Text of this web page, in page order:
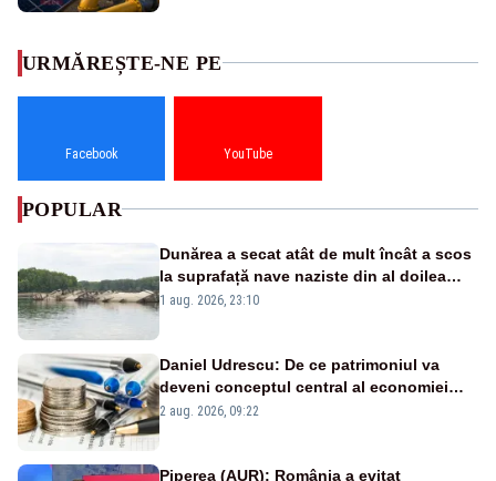
URMĂREȘTE-NE PE
Facebook YouTube
POPULAR
Dunărea a secat atât de mult încât a scos
la suprafață nave naziste din al doilea
război mondial
1 aug. 2026, 23:10
Daniel Udrescu: De ce patrimoniul va
deveni conceptul central al economiei
viitoare?
2 aug. 2026, 09:22
Piperea (AUR): România a evitat